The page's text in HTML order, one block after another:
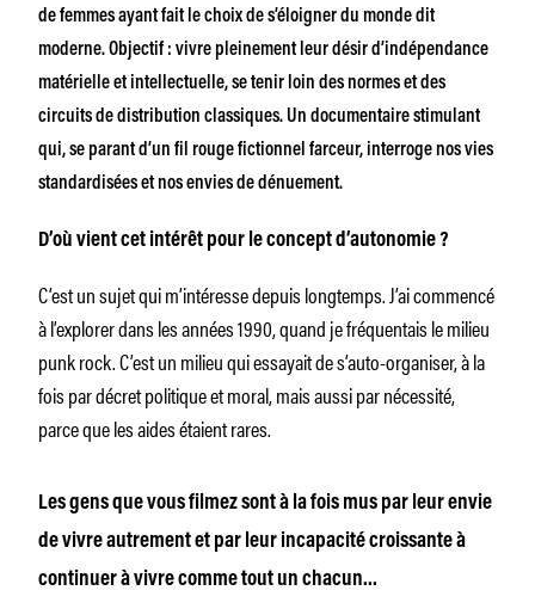
de femmes ayant fait le choix de s’éloigner du monde dit
moderne. Objectif : vivre pleinement leur désir d’indépendance
matérielle et intellectuelle, se tenir loin des normes et des
circuits de distribution classiques. Un documentaire stimulant
qui, se parant d’un fil rouge fictionnel farceur, interroge nos vies
standardisées et nos envies de dénuement.
D’où vient cet intérêt pour le concept d’autonomie ?
C’est un sujet qui m’intéresse depuis longtemps. J’ai commencé
à l’explorer dans les années 1990, quand je fréquentais le milieu
punk rock. C’est un milieu qui essayait de s’auto-organiser, à la
fois par décret politique et moral, mais aussi par nécessité,
parce que les aides étaient rares.
Les gens que vous filmez sont à la fois mus par leur envie
de vivre autrement et par leur incapacité croissante à
continuer à vivre comme tout un chacun…